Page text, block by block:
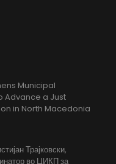
Municipal
Advance a Just
in North Macedonia
Трајковски,
во ЦИКП за